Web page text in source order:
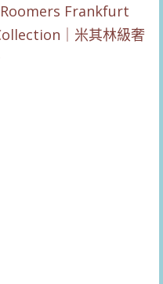
Roomers Frankfurt
｜米其林級奢